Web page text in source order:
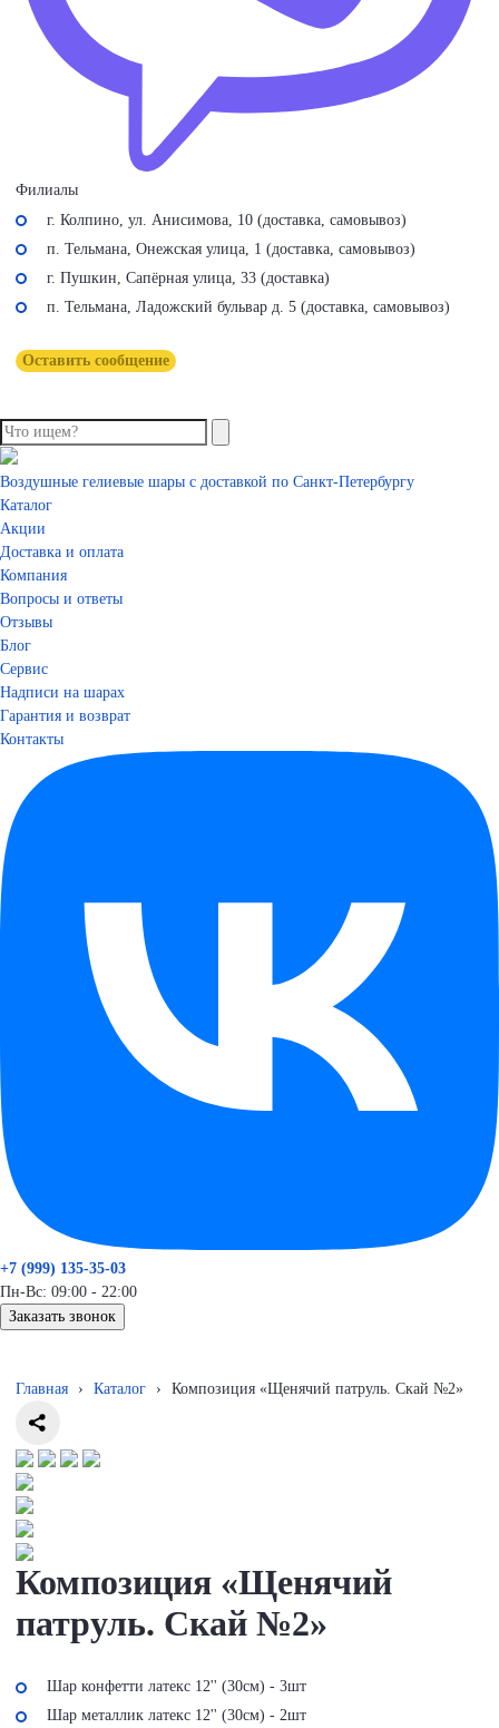
Филиалы
г. Колпино, ул. Анисимова, 10 (доставка, самовывоз)
п. Тельмана, Онежская улица, 1 (доставка, самовывоз)
г. Пушкин, Сапёрная улица, 33 (доставка)
п. Тельмана, Ладожский бульвар д. 5 (доставка, самовывоз)
Оставить сообщение
Воздушные гелиевые шары с доставкой по Санкт-Петербургу
Каталог
Акции
Доставка и оплата
Компания
Вопросы и ответы
Отзывы
Блог
Сервис
Надписи на шарах
Гарантия и возврат
Контакты
+7 (999) 135-35-03
Пн-Вс: 09:00 - 22:00
Заказать звонок
Главная › Каталог › Композиция «Щенячий патруль. Скай №2»
Композиция «Щенячий
патруль. Скай №2»
Шар конфетти латекс 12'' (30см) - 3шт
Шар металлик латекс 12'' (30см) - 2шт